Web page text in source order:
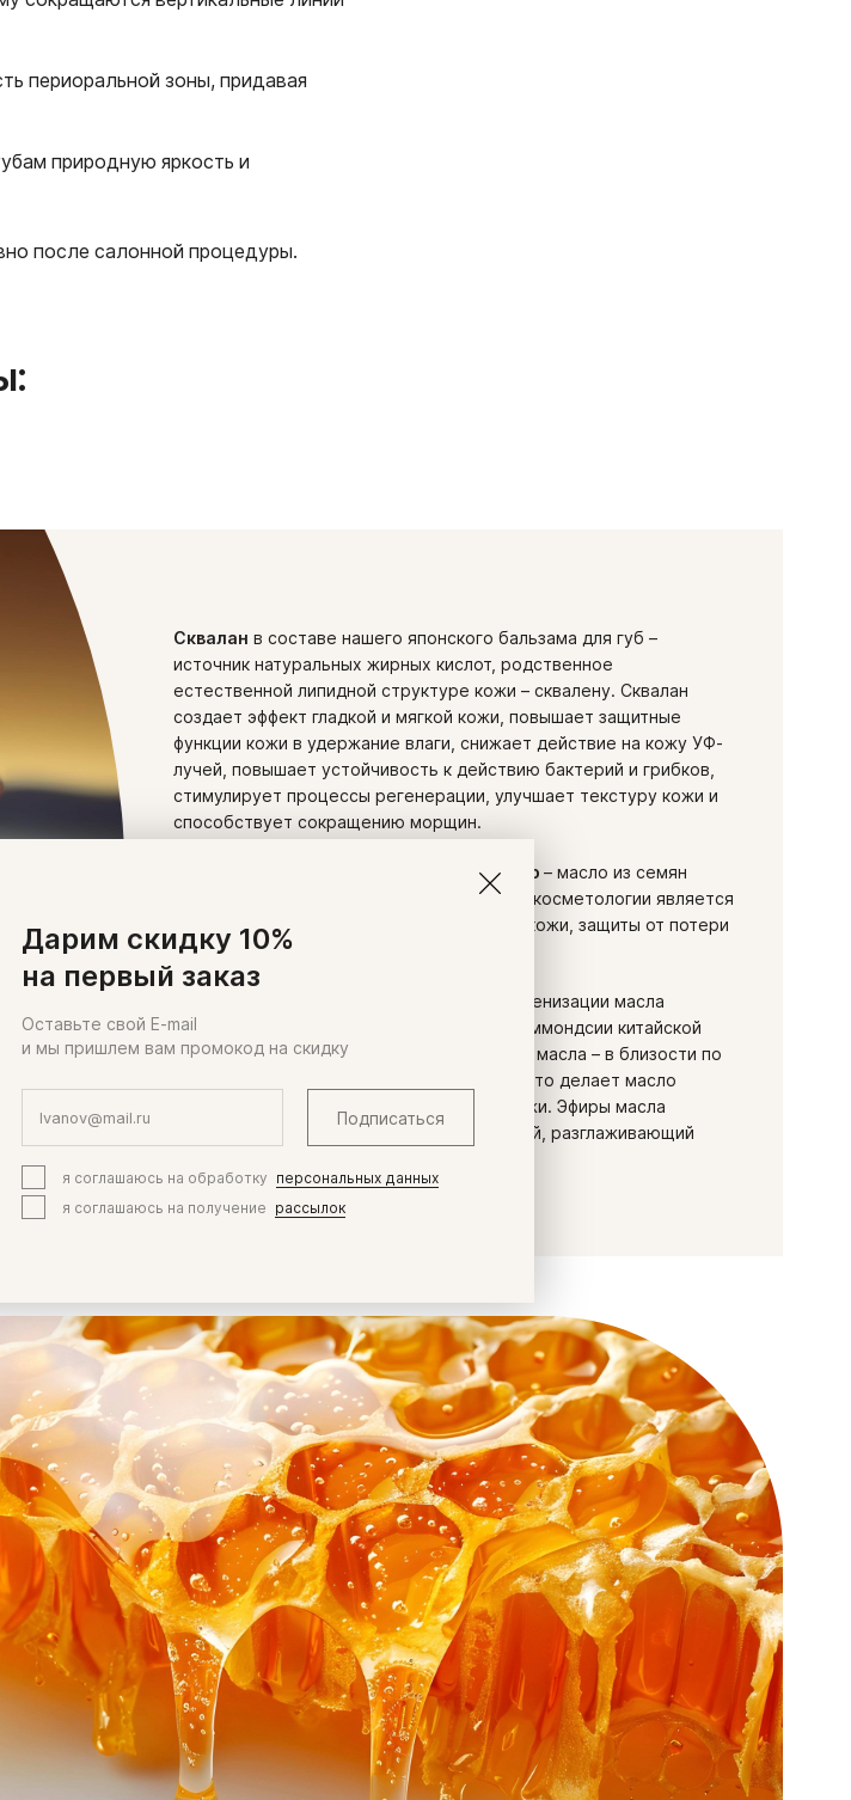
периоральной зоны, придавая
природную яркость и
после салонной процедуры.
Сквалан в составе нашего японского бальзама для губ –
источник натуральных жирных кислот, родственное
естественной липидной структуре кожи – сквалену. Сквалан
создает эффект гладкой и мягкой кожи, повышает защитные
функции кожи в удержание влаги, снижает действие на кожу УФ-
лучей, повышает устойчивость к действию бактерий и грибков,
стимулирует процессы регенерации, улучшает текстуру кожи и
способствует сокращению морщин.
Гидрогенизированное Касторовое масло – масло из семян
communis ). В косметологии является
традиционным средством для смягчения кожи, защиты от потери
влаги.
– результат гидрогенизации масла
жожоба (получают из плодов растения симмондсии китайской
(Simmondsia chinensis). Особенность этого масла – в близости по
химическому составу к кожному себуму, что делает масло
жожоба максимально комфортным для кожи. Эфиры масла
жожоба – это смягчающий, успокаивающий, разглаживающий
Дарим скидку 10%
на первый заказ
Оставьте свой E-mail
и мы пришлем вам промокод на скидку
Подписаться
я соглашаюсь на обработку персональных данных
я соглашаюсь на получение рассылок